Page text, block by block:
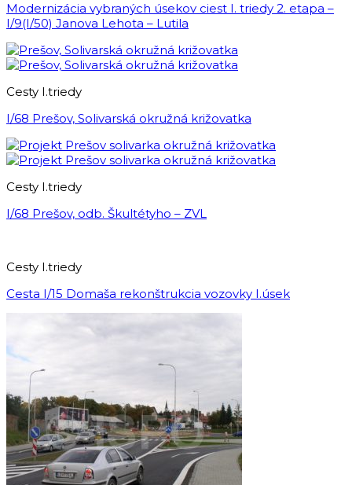
Modernizácia vybraných úsekov ciest I. triedy 2. etapa –
I/9(I/50) Janova Lehota – Lutila
Cesty I.triedy
I/68 Prešov, Solivarská okružná križovatka
Cesty I.triedy
I/68 Prešov, odb. Škultétyho – ZVL
Cesty I.triedy
Cesta I/15 Domaša rekonštrukcia vozovky I.úsek